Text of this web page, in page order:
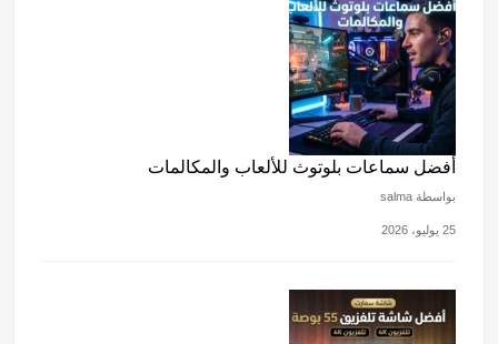
أفضل سماعات بلوتوث للألعاب والمكالمات
بواسطة salma
25 يوليو، 2026